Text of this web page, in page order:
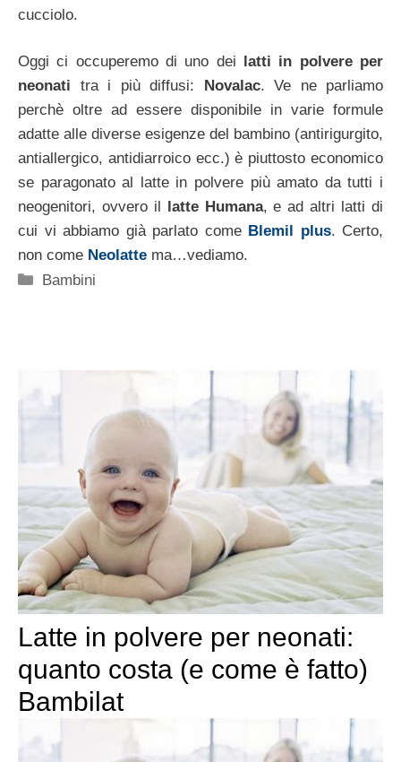
cucciolo.
Oggi ci occuperemo di uno dei latti in polvere per
neonati tra i più diffusi: Novalac. Ve ne parliamo
perchè oltre ad essere disponibile in varie formule
adatte alle diverse esigenze del bambino (antirigurgito,
antiallergico, antidiarroico ecc.) è piuttosto economico
se paragonato al latte in polvere più amato da tutti i
neogenitori, ovvero il latte Humana, e ad altri latti di
cui vi abbiamo già parlato come Blemil plus. Certo,
non come Neolatte ma…vediamo.
Categorie
Bambini
Latte in polvere per neonati:
quanto costa (e come è fatto)
Bambilat